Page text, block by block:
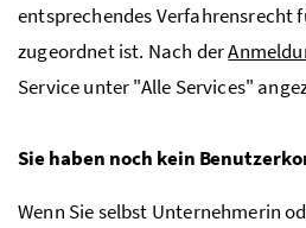
entsprechendes Verfahrensrecht
zugeordnet ist. Nach der
Service unter "Alle Services"
Sie haben noch kein
Wenn Sie selbst Unternehmerin